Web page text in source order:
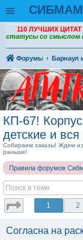
110 ЛУЧШИХ
статусы со смыслом
Форумы Барнаул
КП-67!
детские и
Собираем заказы! Ждем
раньше!
Правила форумов
1 2
Согласна на